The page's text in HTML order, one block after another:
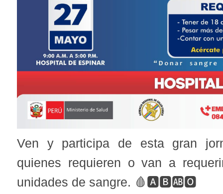
Ven y participa de esta gran
quienes requieren o van a
unidades de sangre. 🩸🅰️🅱️🆎🅾️